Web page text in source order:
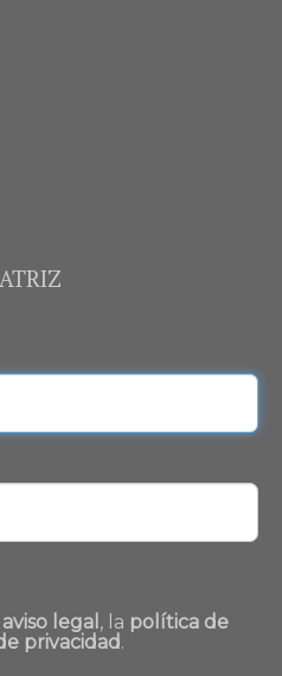
aviso legal , la política de
privacidad.